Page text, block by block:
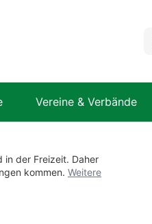
Vereine & Verbände
in der Freizeit. Daher
kommen. Weitere